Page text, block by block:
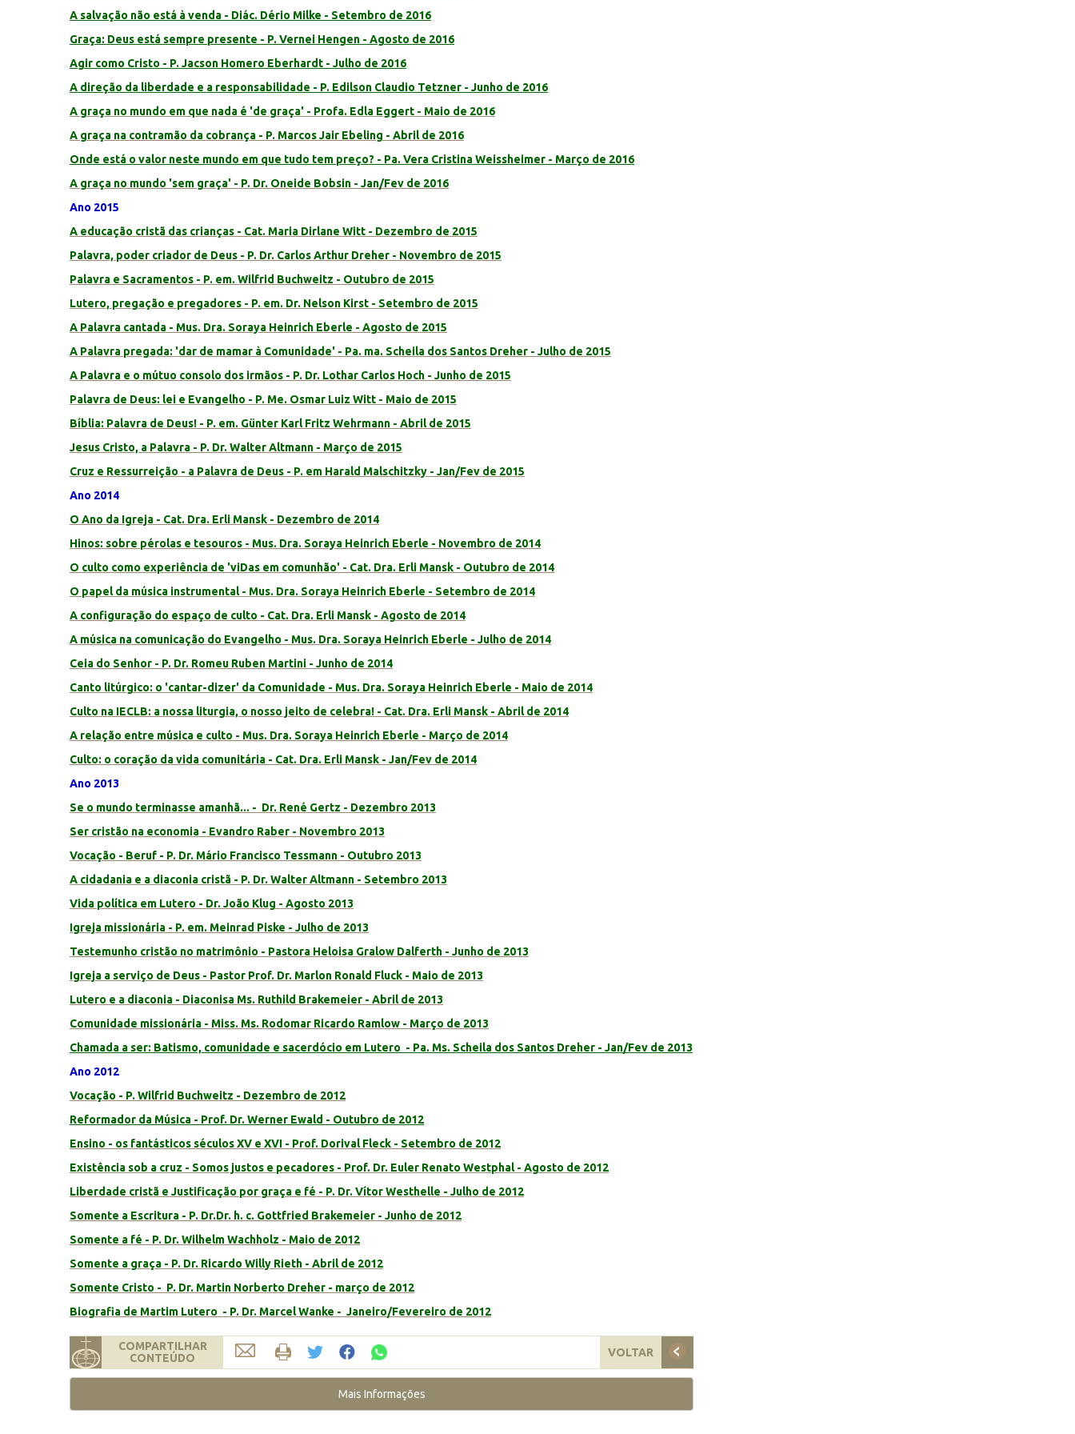
A salvação não está à venda - Diác. Dério Milke - Setembro de 2016
Graça: Deus está sempre presente - P. Vernei Hengen - Agosto de 2016
Agir como Cristo - P. Jacson Homero Eberhardt - Julho de 2016
A direção da liberdade e a responsabilidade - P. Edilson Claudio Tetzner - Junho de 2016
A graça no mundo em que nada é 'de graça' - Profa. Edla Eggert - Maio de 2016
A graça na contramão da cobrança - P. Marcos Jair Ebeling - Abril de 2016
Onde está o valor neste mundo em que tudo tem preço? - Pa. Vera Cristina Weissheimer - Março de 2016
A graça no mundo 'sem graça' - P. Dr. Oneide Bobsin - Jan/Fev de 2016
Ano 2015
A educação cristã das crianças - Cat. Maria Dirlane Witt - Dezembro de 2015
Palavra, poder criador de Deus - P. Dr. Carlos Arthur Dreher - Novembro de 2015
Palavra e Sacramentos - P. em. Wilfrid Buchweitz - Outubro de 2015
Lutero, pregação e pregadores - P. em. Dr. Nelson Kirst - Setembro de 2015
A Palavra cantada - Mus. Dra. Soraya Heinrich Eberle - Agosto de 2015
A Palavra pregada: 'dar de mamar à Comunidade' - Pa. ma. Scheila dos Santos Dreher - Julho de 2015
A Palavra e o mútuo consolo dos irmãos - P. Dr. Lothar Carlos Hoch - Junho de 2015
Palavra de Deus: lei e Evangelho - P. Me. Osmar Luiz Witt - Maio de 2015
Bíblia: Palavra de Deus! - P. em. Günter Karl Fritz Wehrmann - Abril de 2015
Jesus Cristo, a Palavra - P. Dr. Walter Altmann - Março de 2015
Cruz e Ressurreição - a Palavra de Deus - P. em Harald Malschitzky - Jan/Fev de 2015
Ano 2014
O Ano da Igreja - Cat. Dra. Erli Mansk - Dezembro de 2014
Hinos: sobre pérolas e tesouros - Mus. Dra. Soraya Heinrich Eberle - Novembro de 2014
O culto como experiência de 'viDas em comunhão' - Cat. Dra. Erli Mansk - Outubro de 2014
O papel da música instrumental - Mus. Dra. Soraya Heinrich Eberle - Setembro de 2014
A configuração do espaço de culto - Cat. Dra. Erli Mansk - Agosto de 2014
A música na comunicação do Evangelho - Mus. Dra. Soraya Heinrich Eberle - Julho de 2014
Ceia do Senhor - P. Dr. Romeu Ruben Martini - Junho de 2014
Canto litúrgico: o 'cantar-dizer' da Comunidade - Mus. Dra. Soraya Heinrich Eberle - Maio de 2014
Culto na IECLB: a nossa liturgia, o nosso jeito de celebra! - Cat. Dra. Erli Mansk - Abril de 2014
A relação entre música e culto - Mus. Dra. Soraya Heinrich Eberle - Março de 2014
Culto: o coração da vida comunitária - Cat. Dra. Erli Mansk - Jan/Fev de 2014
Ano 2013
Se o mundo terminasse amanhã... - Dr. René Gertz - Dezembro 2013
Ser cristão na economia - Evandro Raber - Novembro 2013
Vocação - Beruf - P. Dr. Mário Francisco Tessmann - Outubro 2013
A cidadania e a diaconia cristã - P. Dr. Walter Altmann - Setembro 2013
Vida política em Lutero - Dr. João Klug - Agosto 2013
Igreja missionária - P. em. Meinrad Piske - Julho de 2013
Testemunho cristão no matrimônio - Pastora Heloisa Gralow Dalferth - Junho de 2013
Igreja a serviço de Deus - Pastor Prof. Dr. Marlon Ronald Fluck - Maio de 2013
Lutero e a diaconia - Diaconisa Ms. Ruthild Brakemeier - Abril de 2013
Comunidade missionária - Miss. Ms. Rodomar Ricardo Ramlow - Março de 2013
Chamada a ser: Batismo, comunidade e sacerdócio em Lutero - Pa. Ms. Scheila dos Santos Dreher - Jan/Fev de 2013
Ano 2012
Vocação - P. Wilfrid Buchweitz - Dezembro de 2012
Reformador da Música - Prof. Dr. Werner Ewald - Outubro de 2012
Ensino - os fantásticos séculos XV e XVI - Prof. Dorival Fleck - Setembro de 2012
Existência sob a cruz - Somos justos e pecadores - Prof. Dr. Euler Renato Westphal - Agosto de 2012
Liberdade cristã e Justificação por graça e fé - P. Dr. Vítor Westhelle - Julho de 2012
Somente a Escritura - P. Dr.Dr. h. c. Gottfried Brakemeier - Junho de 2012
Somente a fé - P. Dr. Wilhelm Wachholz - Maio de 2012
Somente a graça - P. Dr. Ricardo Willy Rieth - Abril de 2012
Somente Cristo - P. Dr. Martin Norberto Dreher - março de 2012
Biografia de Martim Lutero - P. Dr. Marcel Wanke - Janeiro/Fevereiro de 2012
COMPARTILHAR
CONTEÚDO
VOLTAR
Mais Informações